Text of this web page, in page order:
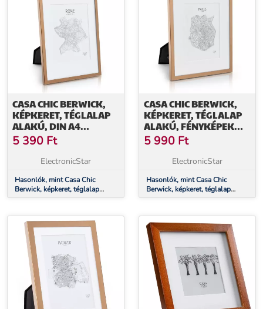
CASA CHIC BERWICK,
KÉPKERET, TÉGLALAP
ALAKÚ, DIN A4
FÉNYKÉPEK,
PASZPARTU, ÜVEG
5 390 Ft
ElectronicStar
Hasonlók, mint Casa Chic
Berwick, képkeret, téglalap
alakú, DIN A4 fényképek,
CASA CHIC BERWICK,
KÉPKERET, TÉGLALAP
ALAKÚ, FÉNYKÉPEK
24,8 X 19,3 CM,
PASZPARTU, ÜVEG
5 990 Ft
ElectronicStar
Hasonlók, mint Casa Chic
Berwick, képkeret, téglalap
alakú, fényképek 24,8 x 19,3 cm,